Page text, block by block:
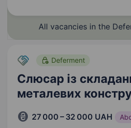
Обов’язки:…
All vacancies in the
Deferment
Слюсар із
металевих
27 000 – 32 000 UAH